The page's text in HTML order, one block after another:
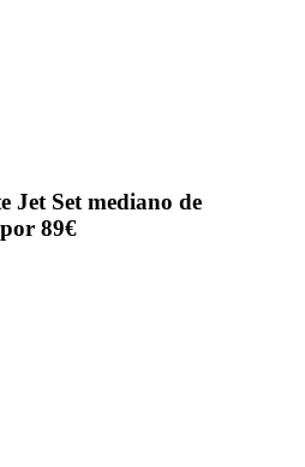
Jet Set mediano de
89€